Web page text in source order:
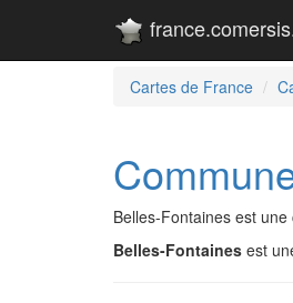
Cartes de France
Belles-Fontaines est
Belles-Fontaines est